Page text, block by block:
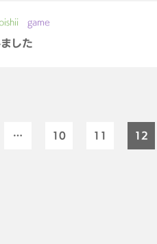
game
した
… 10 11 12